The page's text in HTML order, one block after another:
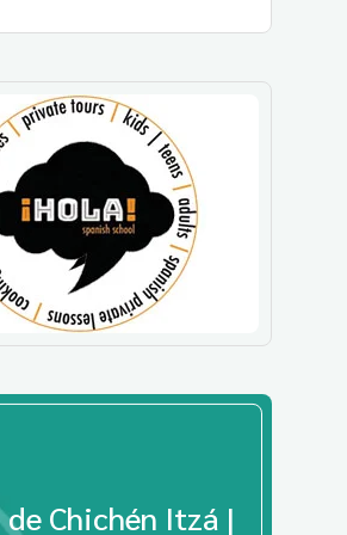
Chichén Itzá |